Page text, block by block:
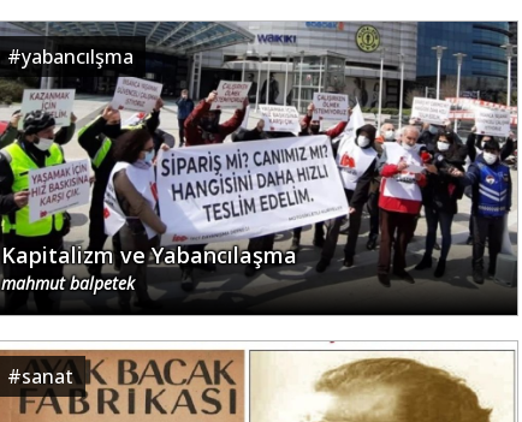
#yabancılşma
Kapitalizm ve Yabancılaşma
mahmut balpetek
#sanat